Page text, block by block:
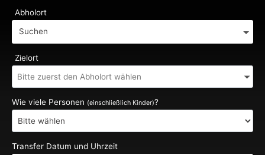
Abholort
Suchen
Zielort
Wie viele Personen (einschließlich Kinder)?
Transfer Datum und Uhrzeit